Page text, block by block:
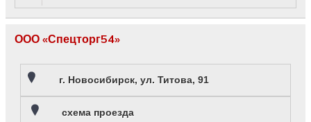
ООО «Спецторг54»
г. Новосибирск, ул. Титова, 91
схема проезда